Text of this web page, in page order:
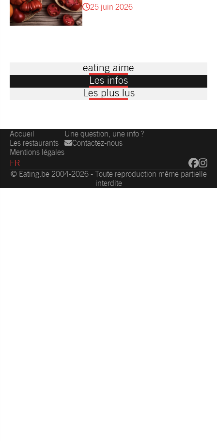
25 juin 2026
eating aime
Les infos
Les plus lus
Accueil
Les restaurants
Mentions légales
Une question, une info ?
Contactez-nous
FR
© Eating.be 2004-2026 - Toute reproduction même partielle
interdite